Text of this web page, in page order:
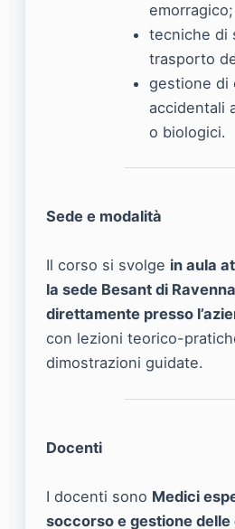
emorragico;
tecniche di
trasporto
gestione di
accidentali
o biologici.
Sede e modalità
Il corso si svolge in aula
la sede Besant di Ravenna
direttamente presso
con lezioni teorico-
dimostrazioni guidate.
Docenti
I docenti sono Medici
soccorso e gestione